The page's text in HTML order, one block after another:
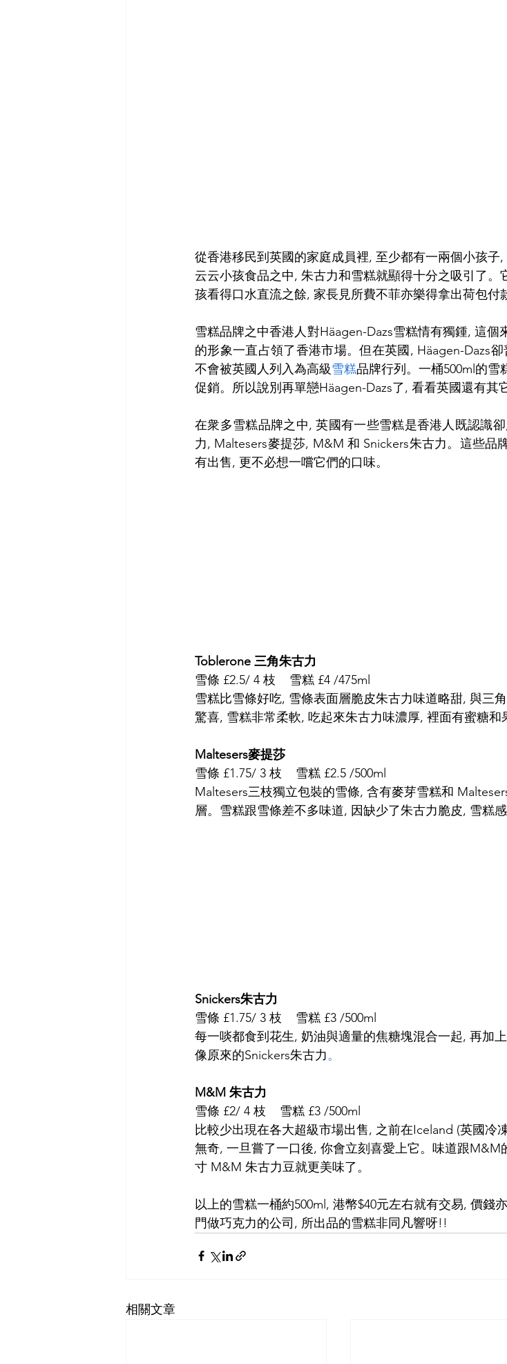
從香港移民到英國的家庭成員裡, 至少都有一兩個小孩子
云云小孩食品之中, 朱古力和雪糕就顯得十分之吸引了
孩看得口水直流之餘, 家長見所費不菲亦樂得拿出荷包付
雪糕品牌之中香港人對Häagen-Dazs雪糕情有獨鍾, 這
的形象一直占領了香港市場。但在英國, Häagen-Dazs
不會被英國人列入為高級雪糕品牌行列。一桶500ml的
促銷。所以說別再單戀Häagen-Dazs了, 看看英國還有其
在衆多雪糕品牌之中, 英國有一些雪糕是香港人既認識
力, Maltesers麥提莎, M&M 和 Snickers朱古力。這些品
有出售, 更不必想一嚐它們的口味。
Toblerone 三角朱古力
雪條 £2.5/ 4 枝    雪糕 £4 /475ml
雪糕比雪條好吃, 雪條表面層脆皮朱古力味道略甜, 與三
驚喜, 雪糕非常柔軟, 吃起來朱古力味濃厚, 裡面有蜜糖和
Maltesers麥提莎
雪條 £1.75/ 3 枝    雪糕 £2.5 /500ml
Maltesers三枝獨立包裝的雪條, 含有麥芽雪糕和
層。雪糕跟雪條差不多味道, 因缺少了朱古力脆皮, 雪糕
Snickers朱古力
雪條 £1.75/ 3 枝    雪糕 £3 /500ml
每一啖都食到花生, 奶油與適量的焦糖塊混合一起, 再加
像原來的Snickers朱古力。
M&M 朱古力
雪條 £2/ 4 枝    雪糕 £3 /500ml
比較少出現在各大超級市場出售, 之前在Iceland (英國冷
無奇, 一旦嘗了一口後, 你會立刻喜愛上它。味道跟M&M
寸 M&M 朱古力豆就更美味了。
以上的雪糕一桶約500ml, 港幣$40元左右就有交易, 價錢
門做巧克力的公司, 所出品的雪糕非同凡響呀!!
相關文章